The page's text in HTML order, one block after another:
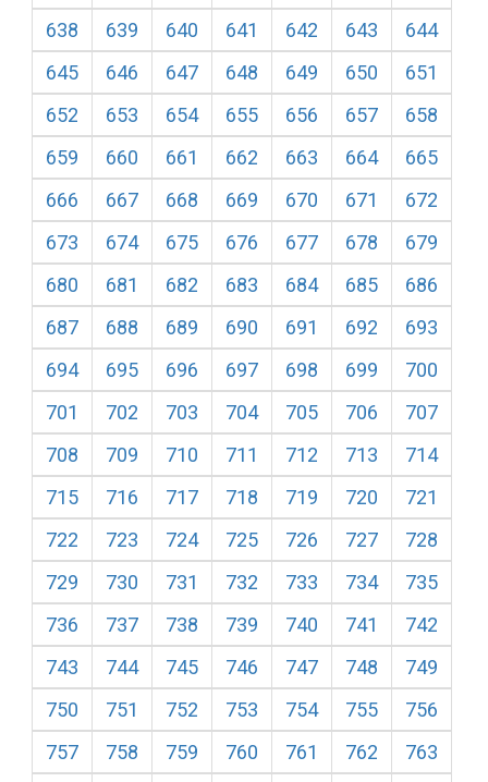
638
639 640 641 642 643
644
645
646 647 648 649 650
651
652
653 654 655 656 657
658
659
660 661 662 663 664
665
666
667 668 669 670 671
672
673
674 675 676 677 678
679
680
681 682 683 684 685
686
687
688 689 690 691 692
693
694
695 696 697 698 699
700
701
702 703 704 705 706
707
708
709 710 711 712 713
714
715
716 717 718 719 720
721
722
723 724 725 726 727
728
729
730 731 732 733 734
735
736
737 738 739 740 741
742
743
744 745 746 747 748
749
750
751 752 753 754 755
756
757
758 759 760 761 762
763